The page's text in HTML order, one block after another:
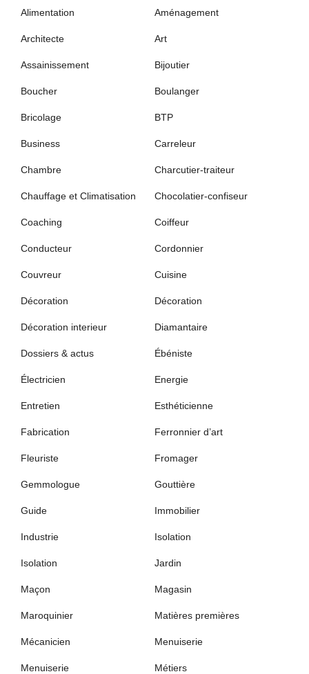
Alimentation Aménagement
Architecte Art
Assainissement Bijoutier
Boucher Boulanger
Bricolage BTP
Business Carreleur
Chambre Charcutier-traiteur
Chauffage et Climatisation Chocolatier-confiseur
Coaching Coiffeur
Conducteur Cordonnier
Couvreur Cuisine
Décoration Décoration
Décoration interieur Diamantaire
Dossiers & actus Ébéniste
Électricien Energie
Entretien Esthéticienne
Fabrication Ferronnier d’art
Fleuriste Fromager
Gemmologue Gouttière
Guide Immobilier
Industrie Isolation
Isolation Jardin
Maçon Magasin
Maroquinier Matières premières
Mécanicien Menuiserie
Menuiserie Métiers